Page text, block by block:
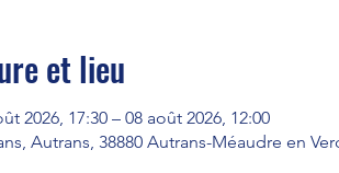
et lieu
2026, 17:30 – 08 août 2026, 12:00
Autrans, 38880 Autrans-Méaudre en